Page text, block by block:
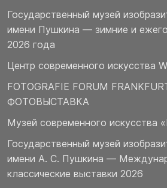
Государственный музей
имени Пушкина — зимние и
2026 года
Центр современного искусства
FOTOGRAFIE FORUM
ФОТОВЫСТАВКА
Музей современного искусства
Государственный музей
имени А. С. Пушкина —
классические выставки 2026